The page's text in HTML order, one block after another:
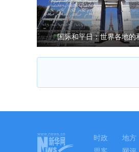
国际和平日：世界各地的
时政 地方